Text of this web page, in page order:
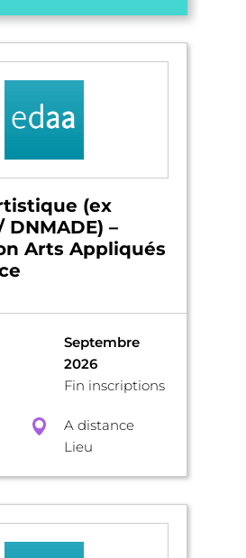
(ex
DNMADE) –
Arts Appliqués
Septembre
2026
Fin inscriptions
A distance
Lieu